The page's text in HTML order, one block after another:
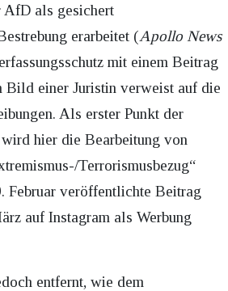
AfD als gesichert
erarbeitet (Apollo News
mit einem Beitrag
Bild einer Juristin verweist auf die
Als erster Punkt der
hier die Bearbeitung von
Terrorismusbezug“
Februar veröffentlichte Beitrag
auf Instagram als Werbung
entfernt, wie dem